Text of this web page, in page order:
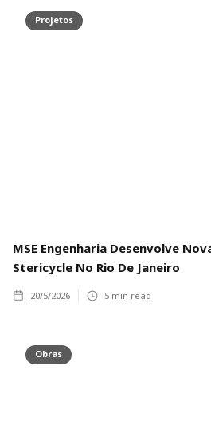
Projetos
MSE Engenharia Desenvolve
Stericycle No Rio De Janeiro
20/5/2026 5 min read
Obras